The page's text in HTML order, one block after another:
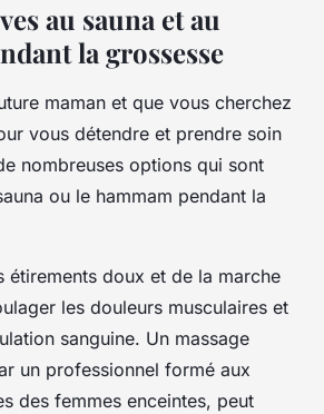
au sauna et au
la grossesse
maman et que vous cherchez
vous détendre et prendre soin
nombreuses options qui sont
ou le hammam pendant la
étirements doux et de la marche
les douleurs musculaires et
sanguine. Un massage
un professionnel formé aux
des femmes enceintes, peut